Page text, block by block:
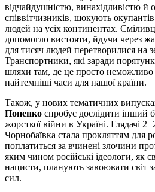
відчайдушністю, винахідливістю й
співвітчизників, шокують
людей на усіх континентах.
допомогло вистояти, йдучи через
для тисяч людей перетворилися на
Транспортники, які заради
шляхи там, де це просто неможливо
найтемніші часи для нашої країни.
Також, у нових тематичних
Попенко спробує дослідити інший
жорсткої війни в Україні. Глядачі
Чорнобаївка стала прокляттям для
поплатиться за вчинені злочини
яким чином російські ідеологи, як
нацисти, планують завоювати світ
сил.